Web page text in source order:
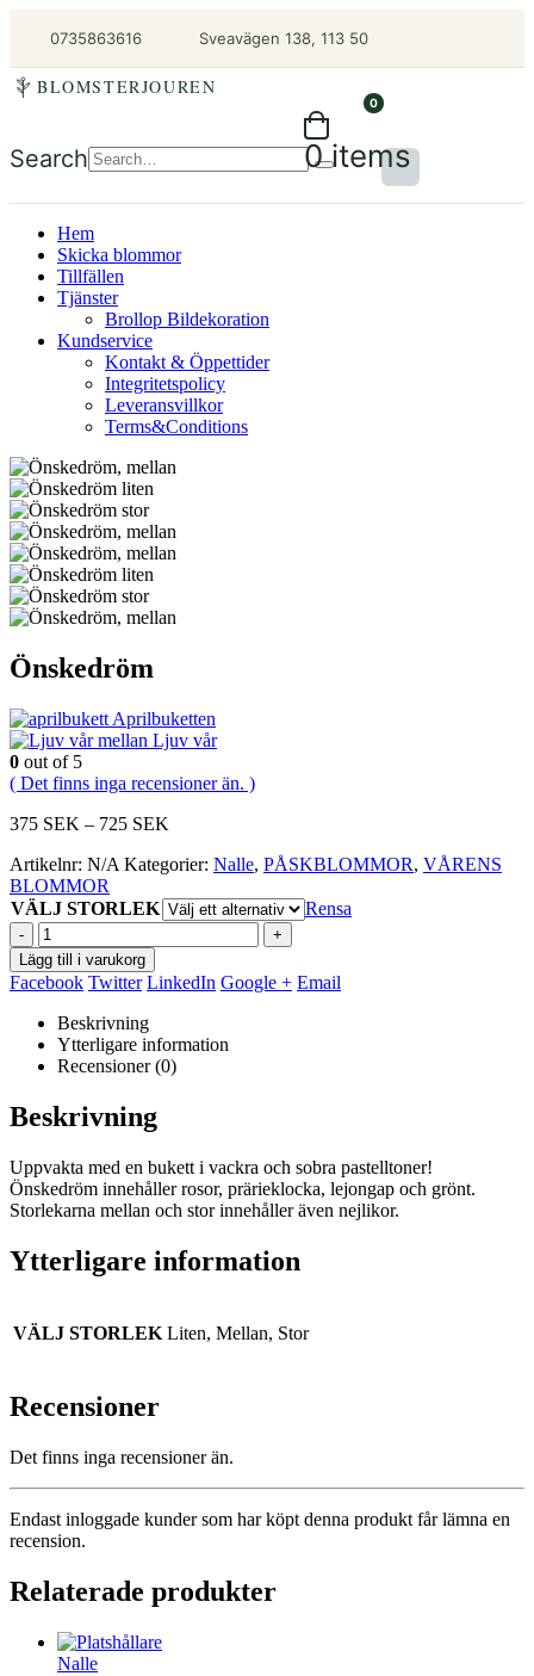
0735863616 Sveavägen 138, 113 50
BLOMSTERJOUREN
Search
0
0 items
Hem
Skicka blommor
Tillfällen
Tjänster
Brollop Bildekoration
Kundservice
Kontakt & Öppettider
Integritetspolicy
Leveransvillkor
Terms&Conditions
Önskedröm
Aprilbuketten
Ljuv vår
0 out of 5
( Det finns inga recensioner än. )
375 SEK – 725 SEK
SEK
725
SEK
Artikelnr: N/A Kategorier: Nalle, PÅSKBLOMMOR, VÅRENS
BLOMMOR
VÄLJ STORLEK
Rensa
-
+
Lägg till i varukorg
Facebook Twitter LinkedIn Google + Email
Beskrivning
Ytterligare information
Recensioner (0)
Beskrivning
Uppvakta med en bukett i vackra och sobra pastelltoner!
Önskedröm innehåller rosor, prärieklocka, lejongap och grönt.
Storlekarna mellan och stor innehåller även nejlikor.
Ytterligare information
VÄLJ STORLEK Liten, Mellan, Stor
Recensioner
Det finns inga recensioner än.
Endast inloggade kunder som har köpt denna produkt får lämna en
recension.
Relaterade produkter
Nalle